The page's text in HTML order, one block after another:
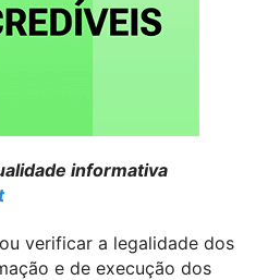
informativa
verificar a legalidade dos
e de execução dos